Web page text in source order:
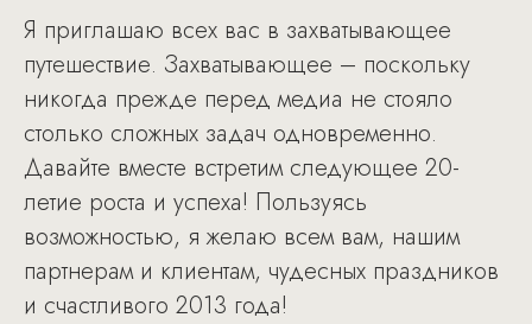
Я приглашаю всех вас в захватывающее
путешествие. Захватывающее – поскольку
никогда прежде перед медиа не стояло
столько сложных задач одновременно.
Давайте вместе встретим следующее 20-
летие роста и успеха! Пользуясь
возможностью, я желаю всем вам, нашим
партнерам и клиентам, чудесных праздников
и счастливого 2013 года!